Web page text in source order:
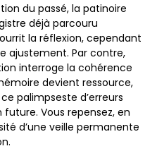
du passé, la patinoire
déjà parcouru
la réflexion, cependant
ajustement. Par contre,
interroge la cohérence
devient ressource,
palimpseste d’erreurs
future. Vous repensez, en
d’une veille permanente